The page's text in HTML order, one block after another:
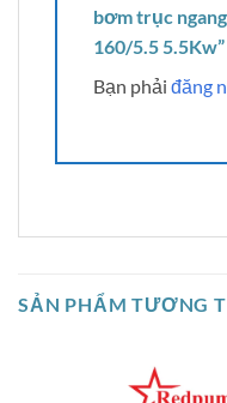
bơm trục
160/5.5 5.5Kw”
Bạn phải đăng
SẢN PHẨM TƯƠNG